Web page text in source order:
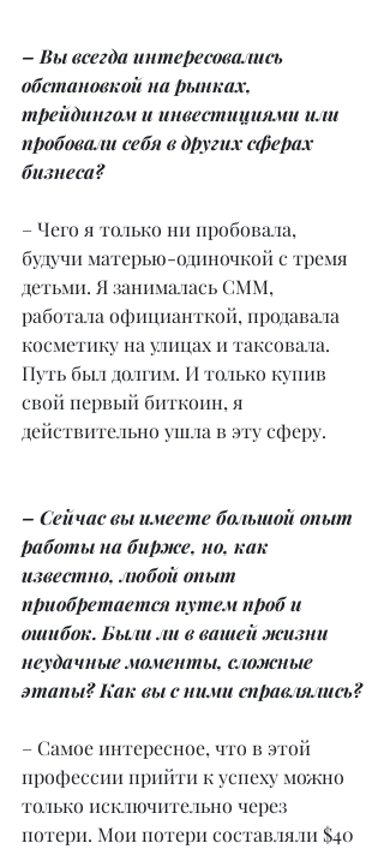
– Вы всегда интересовались
обстановкой на рынках,
трейдингом и инвестициями или
пробовали себя в других сферах
бизнеса?
– Чего я только ни пробовала,
будучи матерью-одиночкой с тремя
детьми. Я занималась СММ,
работала официанткой, продавала
косметику на улицах и таксовала.
Путь был долгим. И только купив
свой первый биткоин, я
действительно ушла в эту сферу.
– Сейчас вы имеете большой опыт
работы на бирже, но, как
известно, любой опыт
приобретается путем проб и
ошибок. Были ли в вашей жизни
неудачные моменты, сложные
этапы? Как вы с ними справлялись?
– Самое интересное, что в этой
профессии прийти к успеху можно
только исключительно через
потери. Мои потери составляли $40